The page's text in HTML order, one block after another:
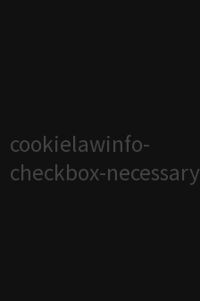
cookielawinfo-
checkbox-necessary